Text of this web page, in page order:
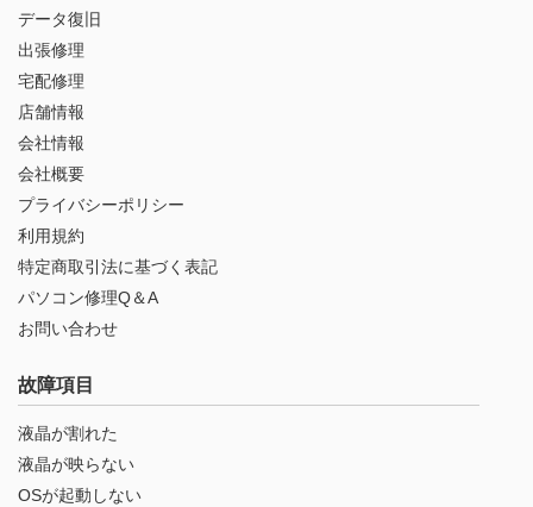
データ復旧
出張修理
宅配修理
店舗情報
会社情報
会社概要
プライバシーポリシー
利用規約
特定商取引法に基づく表記
パソコン修理Q＆A
お問い合わせ
故障項目
液晶が割れた
液晶が映らない
OSが起動しない